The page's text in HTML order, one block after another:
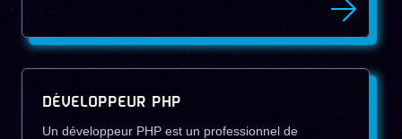
DÉVELOPPEUR PHP
Un développeur PHP est un professionnel de